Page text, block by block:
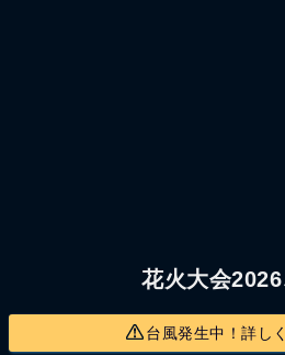
花火大会
台風発生中！詳し